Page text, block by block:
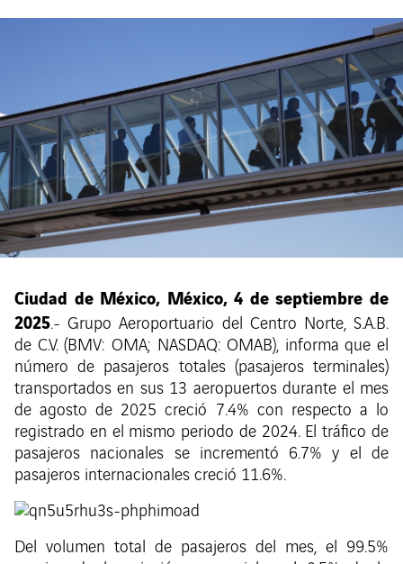
Ciudad de México, México, 4 de septiembre de
2025.- Grupo Aeroportuario del Centro Norte, S.A.B.
de C.V. (BMV: OMA; NASDAQ: OMAB), informa que el
número de pasajeros totales (pasajeros terminales)
transportados en sus 13 aeropuertos durante el mes
de agosto de 2025 creció 7.4% con respecto a lo
registrado en el mismo periodo de 2024. El tráfico de
pasajeros nacionales se incrementó 6.7% y el de
pasajeros internacionales creció 11.6%.
Del volumen total de pasajeros del mes, el 99.5%